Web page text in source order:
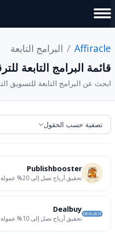
البرامج التابعة
البرامج التابعة
عن البرامج التابعة للتسويق
تصفية حسب الحقول
Publishbooster
تحقيق أرباح تصل إلى 20% عمولة لكل إحالة ناجحة
Dealbuy
تحقيق أرباح تصل إلى 10% عمولة لكل إحالة ناجحة